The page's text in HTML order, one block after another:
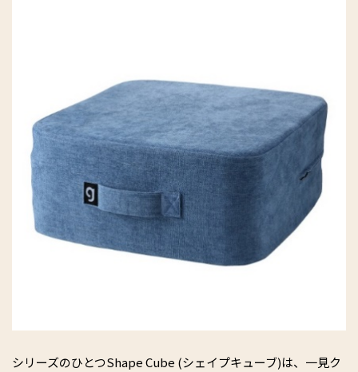
シリーズのひとつShape Cube (シェイプキューブ)は、一見ク